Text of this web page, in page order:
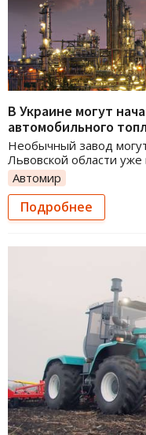
В Украине могут
автомобильного
Необычный завод
Львовской области
Автомир
Подробнее